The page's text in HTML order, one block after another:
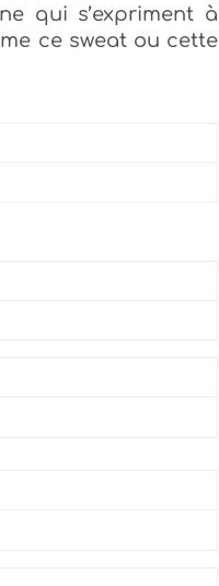
qui s’expriment à
ce sweat ou cette